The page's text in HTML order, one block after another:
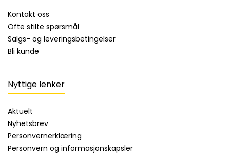
Kontakt oss
Ofte stilte spørsmål
Salgs- og leveringsbetingelser
Bli kunde
Nyttige lenker
Aktuelt
Nyhetsbrev
Personvernerklæring
Personvern og informasjonskapsler